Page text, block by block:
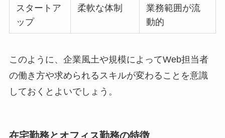
スタートア
ップ
柔軟な体制
業務範囲が流
動的
このように、企業風土や規模によってWeb担当者
の働き方や求められるスキルが変わることを意識
しておくとよいでしょう。
在宅勤務とオフィス勤務の特徴